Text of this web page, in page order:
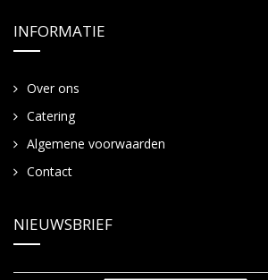
INFORMATIE
Over ons
Catering
Algemene voorwaarden
Contact
NIEUWSBRIEF